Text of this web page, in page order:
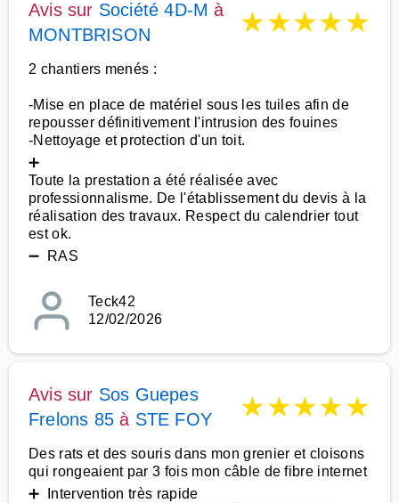
Avis sur Société 4D-M à
MONTBRISON
★★★★★
2 chantiers menés :
-Mise en place de matériel sous les tuiles afin de
repousser définitivement l'intrusion des fouines
-Nettoyage et protection d'un toit.
➕
Toute la prestation a été réalisée avec
professionnalisme. De l'établissement du devis à la
réalisation des travaux. Respect du calendrier tout
est ok.
➖ RAS
Teck42
12/02/2026
Avis sur Sos Guepes
Frelons 85 à STE FOY ★★★★★
Des rats et des souris dans mon grenier et cloisons
qui rongeaient par 3 fois mon câble de fibre internet
➕ Intervention très rapide